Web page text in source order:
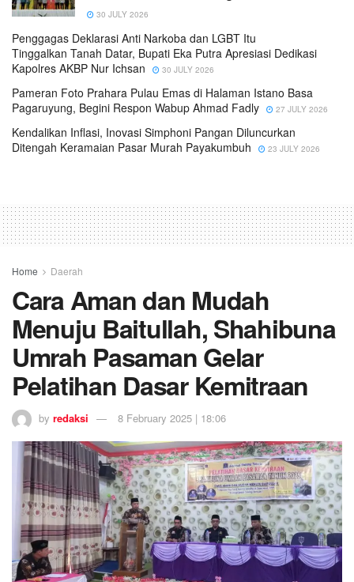
30 JULY 2026
Penggagas Deklarasi Anti Narkoba dan LGBT Itu
Tinggalkan Tanah Datar, Bupati Eka Putra Apresiasi Dedikasi
Kapolres AKBP Nur Ichsan
30 JULY 2026
Pameran Foto Prahara Pulau Emas di Halaman Istano Basa
Pagaruyung, Begini Respon Wabup Ahmad Fadly
27 JULY 2026
Kendalikan Inflasi, Inovasi Simphoni Pangan Diluncurkan
Ditengah Keramaian Pasar Murah Payakumbuh
23 JULY 2026
Home Daerah
Cara Aman dan Mudah
Menuju Baitullah, Shahibuna
Umrah Pasaman Gelar
Pelatihan Dasar Kemitraan
by redaksi 8 February 2025 | 18:06